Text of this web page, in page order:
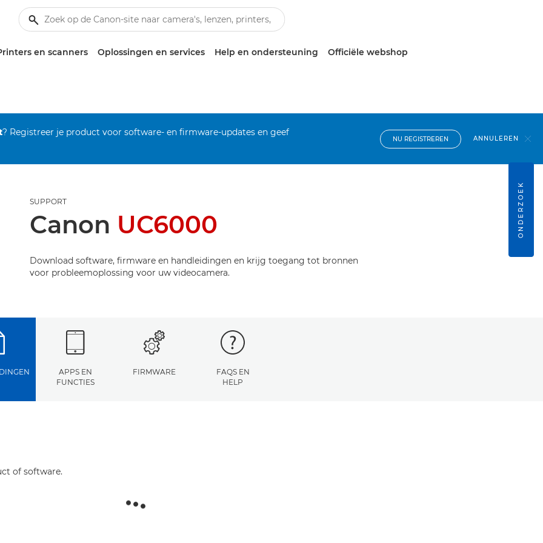
en scanners Oplossingen en services Help en ondersteuning Officiële webshop
? Registreer je product voor software- en firmware-updates en geef
NU REGISTREREN ANNULEREN
SUPPORT
Canon UC6000
Download software, firmware en handleidingen en krijg toegang tot bronnen
voor probleemoplossing voor uw videocamera.
APPS EN
FUNCTIES
FIRMWARE
FAQS EN
HELP
of software.
ONDERZOEK